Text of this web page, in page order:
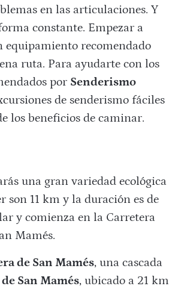
en las articulaciones. Y
constante. Empezar a
equipamiento recomendado
ruta. Para ayudarte con los
por Senderismo
de senderismo fáciles
los beneficios de caminar.
una gran variedad ecológica
son 11 km y la duración es de
y comienza en la Carretera
Mamés.
de San Mamés, una cascada
San Mamés, ubicado a 21 km